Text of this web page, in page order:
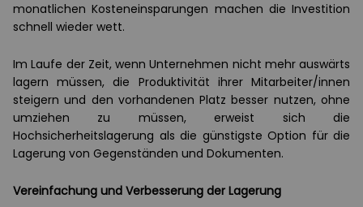
monatlichen Kosteneinsparungen machen die Investition
schnell wieder wett.
Im Laufe der Zeit, wenn Unternehmen nicht mehr auswärts
lagern müssen, die Produktivität ihrer Mitarbeiter/innen
steigern und den vorhandenen Platz besser nutzen, ohne
umziehen zu müssen, erweist sich die
Hochsicherheitslagerung als die günstigste Option für die
Lagerung von Gegenständen und Dokumenten.
Vereinfachung und Verbesserung der Lagerung